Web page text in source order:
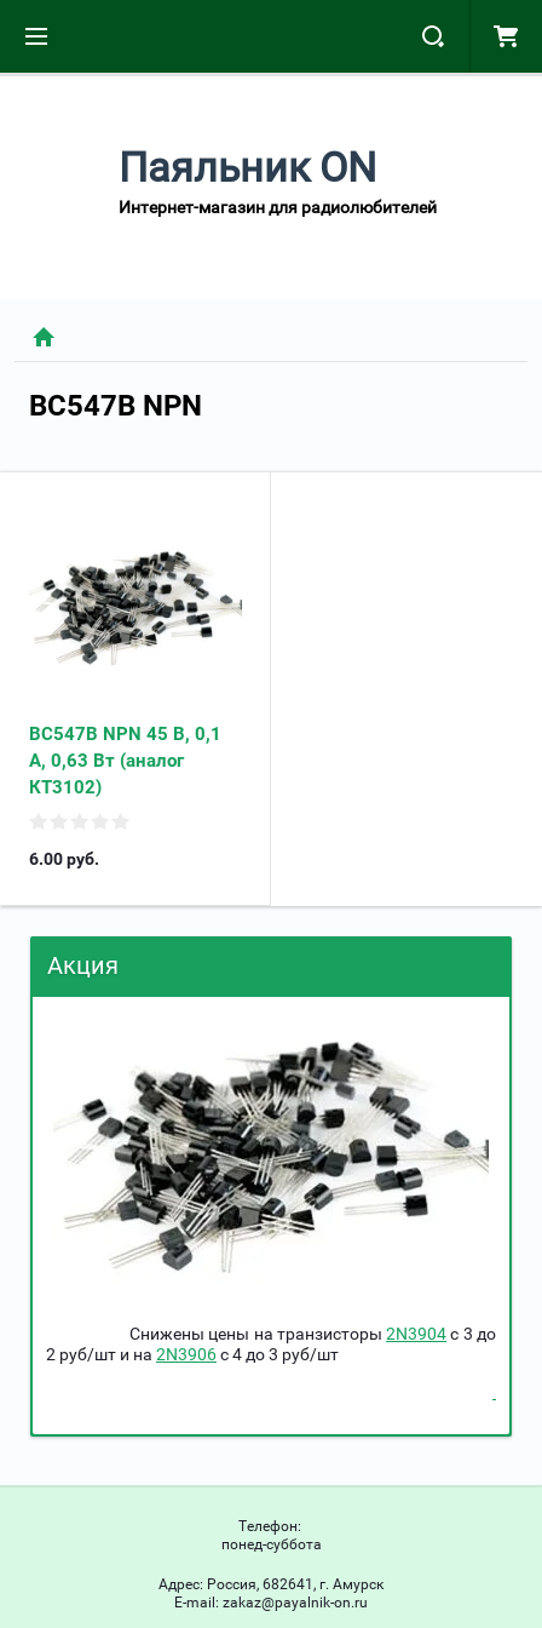
Паяльник ON
Интернет-магазин для радиолюбителей
BC547B NPN
BC547B NPN 45 В, 0,1
А, 0,63 Вт (аналог
КТ3102)
6.00руб.
Акция
Снижены цены на транзисторы2N3904c 3 до
2 руб/шт и на 2N3906c 4 до 3 руб/шт
Телефон:
понед-суббота
Адрес: Россия, 682641, г. Амурск
Е-mail: zakaz@payalnik-on.ru